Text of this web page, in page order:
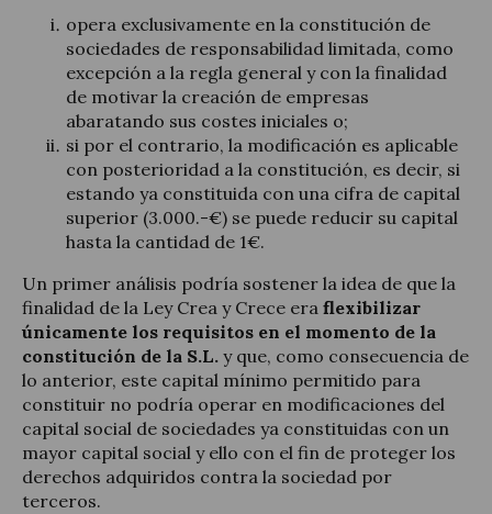
opera exclusivamente en la constitución de
sociedades de responsabilidad limitada, como
excepción a la regla general y con la finalidad
de motivar la creación de empresas
abaratando sus costes iniciales o;
si por el contrario, la modificación es aplicable
con posterioridad a la constitución, es decir, si
estando ya constituida con una cifra de capital
superior (3.000.-€) se puede reducir su capital
hasta la cantidad de 1€.
Un primer análisis podría sostener la idea de que la
finalidad de la Ley Crea y Crece era flexibilizar
únicamente los requisitos en el momento de la
constitución de la S.L. y que, como consecuencia de
lo anterior, este capital mínimo permitido para
constituir no podría operar en modificaciones del
capital social de sociedades ya constituidas con un
mayor capital social y ello con el fin de proteger los
derechos adquiridos contra la sociedad por
terceros.